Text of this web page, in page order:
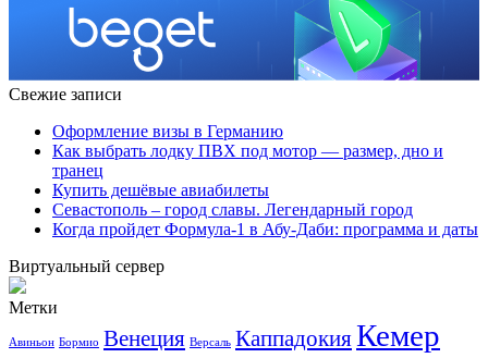
Свежие записи
Оформление визы в Германию
Как выбрать лодку ПВХ под мотор — размер, дно и
транец
Купить дешёвые авиабилеты
Севастополь – город славы. Легендарный город
Когда пройдет Формула-1 в Абу-Даби: программа и даты
Виртуальный сервер
Метки
Авиньон Бормио Венеция Версаль КаппадокияКемер